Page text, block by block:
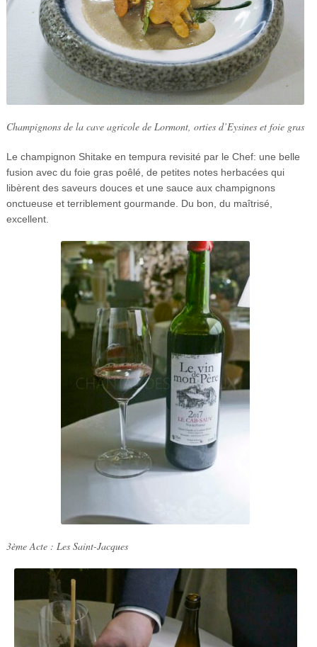
Champignons de la cave agricole de Lormont, orties d’Eysines et foie gras
Le champignon Shitake en tempura revisité par le Chef: une belle
fusion avec du foie gras poêlé, de petites notes herbacées qui
libèrent des saveurs douces et une sauce aux champignons
onctueuse et terriblement gourmande. Du bon, du maîtrisé,
excellent.
3ème Acte : Les Saint-Jacques